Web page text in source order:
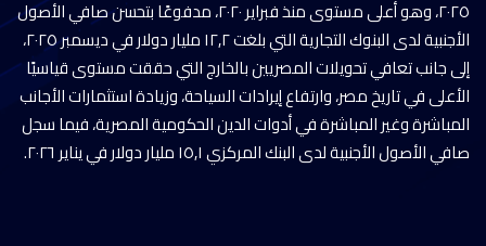
٢٠٢٥، وهو أعلى مستوى منذ فبراير ٢٠٢٠، مدفوعًا بتحسن صافي الأصول
الأجنبية لدى البنوك التجارية التي بلغت ١٢,٢ مليار دولار في ديسمبر ٢٠٢٥،
إلى جانب تعافي تحويلات المصريين بالخارج التي حققت مستوى قياسيًا
الأعلى في تاريخ مصر، وارتفاع إيرادات السياحة، وزيادة استثمارات الأجانب
المباشرة وغير المباشرة في أدوات الدين الحكومية المصرية، فيما سجل
صافي الأصول الأجنبية لدى البنك المركزي ١٥,١ مليار دولار في يناير ٢٠٢٦.